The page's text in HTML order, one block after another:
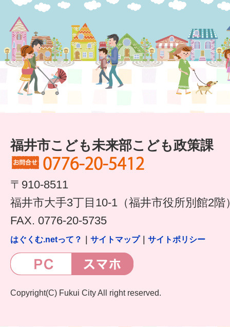
福井市こども未来部こども政策課
〒910-8511
福井市大手3丁目10-1（福井市役所別館2階
FAX. 0776-20-5735
はぐくむ.netって？ サイトマップ｜ サイトポリシー
Copyright(C) Fukui City All right reserved.
すまいるサポート行事案内